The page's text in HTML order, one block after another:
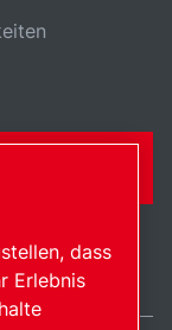
dass
Erlebnis